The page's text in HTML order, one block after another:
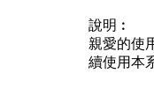
說明︰
親愛的使
續使用本